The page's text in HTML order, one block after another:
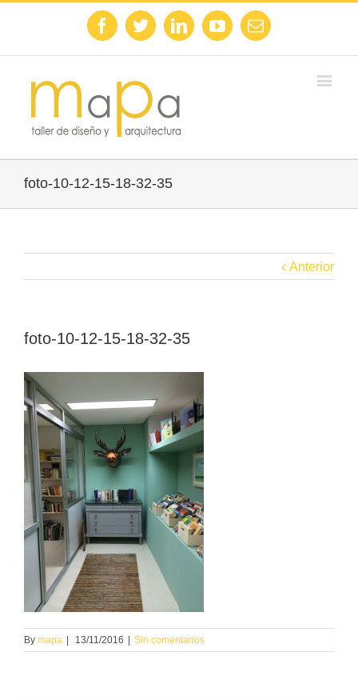
FacebookTwitterLinkedinYoutubeEmail
foto-10-12-15-18-32-35
Anterior
foto-10-12-15-18-32-35
By mapa 13/11/2016 Sin comentarios